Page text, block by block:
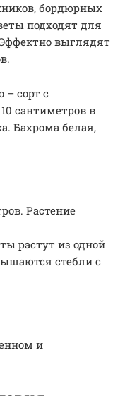
бордюрных
подходят для
выглядят
сорт с
сантиметров в
Бахрома белая,
Растение
растут из одной
стебли с
и